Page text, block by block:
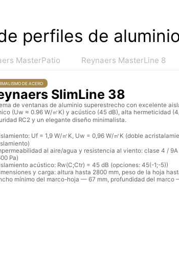
perfiles de
MasterPatio Reynaers MasterLine 8
DE ACERO
SlimLine 38
de ventanas de aluminio superestrecho con excelente
(Uw ≈ 0.96 W/㎡K) y acústico (45 dB), alta hermeticidad
RC2 y un elegante diseño minimalista.
Uf = 1,9 W/㎡K, Uw = 0,96 W/㎡K (doble
al aire/agua y resistencia al viento: clase 4 /
Pa)
acústico: Rw(C;Ctr) = 45 dB (opciones: 45(-1;-5))
y carga: altura hasta 2800 mm, peso de la hoja
mínimo del marco-hoja — 67 mm, profundidad del marco